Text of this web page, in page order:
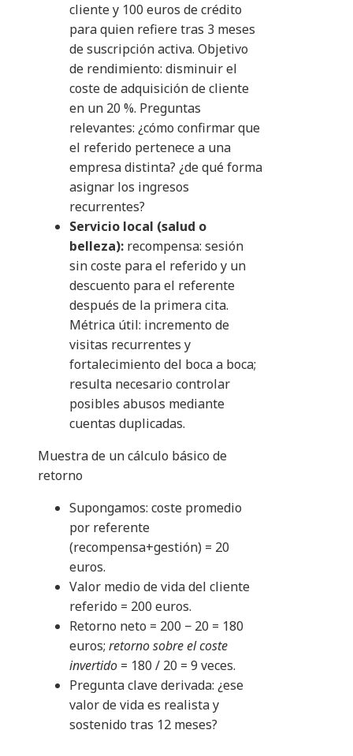
cliente y 100 euros de crédito
para quien refiere tras 3 meses
de suscripción activa. Objetivo
de rendimiento: disminuir el
coste de adquisición de cliente
en un 20 %. Preguntas
relevantes: ¿cómo confirmar que
el referido pertenece a una
empresa distinta? ¿de qué forma
asignar los ingresos
recurrentes?
Servicio local (salud o
belleza): recompensa: sesión
sin coste para el referido y un
descuento para el referente
después de la primera cita.
Métrica útil: incremento de
visitas recurrentes y
fortalecimiento del boca a boca;
resulta necesario controlar
posibles abusos mediante
cuentas duplicadas.
Muestra de un cálculo básico de
retorno
Supongamos: coste promedio
por referente
(recompensa+gestión) = 20
euros.
Valor medio de vida del cliente
referido = 200 euros.
Retorno neto = 200 − 20 = 180
euros; retorno sobre el coste
invertido = 180 / 20 = 9 veces.
Pregunta clave derivada: ¿ese
valor de vida es realista y
sostenido tras 12 meses?